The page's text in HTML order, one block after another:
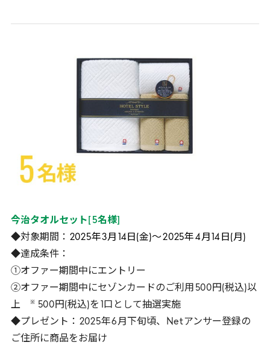
今治タオルセット [ 5名様]
◆対象期間： 2025年3月 14 日(金)～2025年4月 14 日(月)
◆達成条件：
①オファー期間中にエントリー
②オファー期間中にセゾンカードのご利用 500円(税込)以
上
※ 500円(税込)を 1 口として抽選実施
◆プレゼント： 2025年6月下旬頃、 Netアンサー登録の
ご住所に商品をお届け